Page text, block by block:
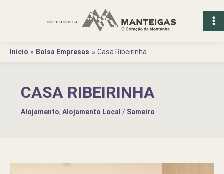
Início
Bolsa Empresas Casa Ribeirinha
CASA RIBEIRINHA
Alojamento, Alojamento Local / Sameiro